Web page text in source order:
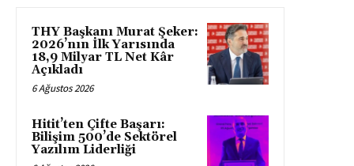
THY Başkanı Murat Şeker:
2026’nın İlk Yarısında
18,9 Milyar TL Net Kâr
Açıkladı
6 Ağustos 2026
Hitit’ten Çifte Başarı:
Bilişim 500’de Sektörel
Yazılım Liderliği